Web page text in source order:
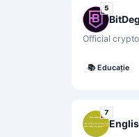
5
Official
📚 Educație
7